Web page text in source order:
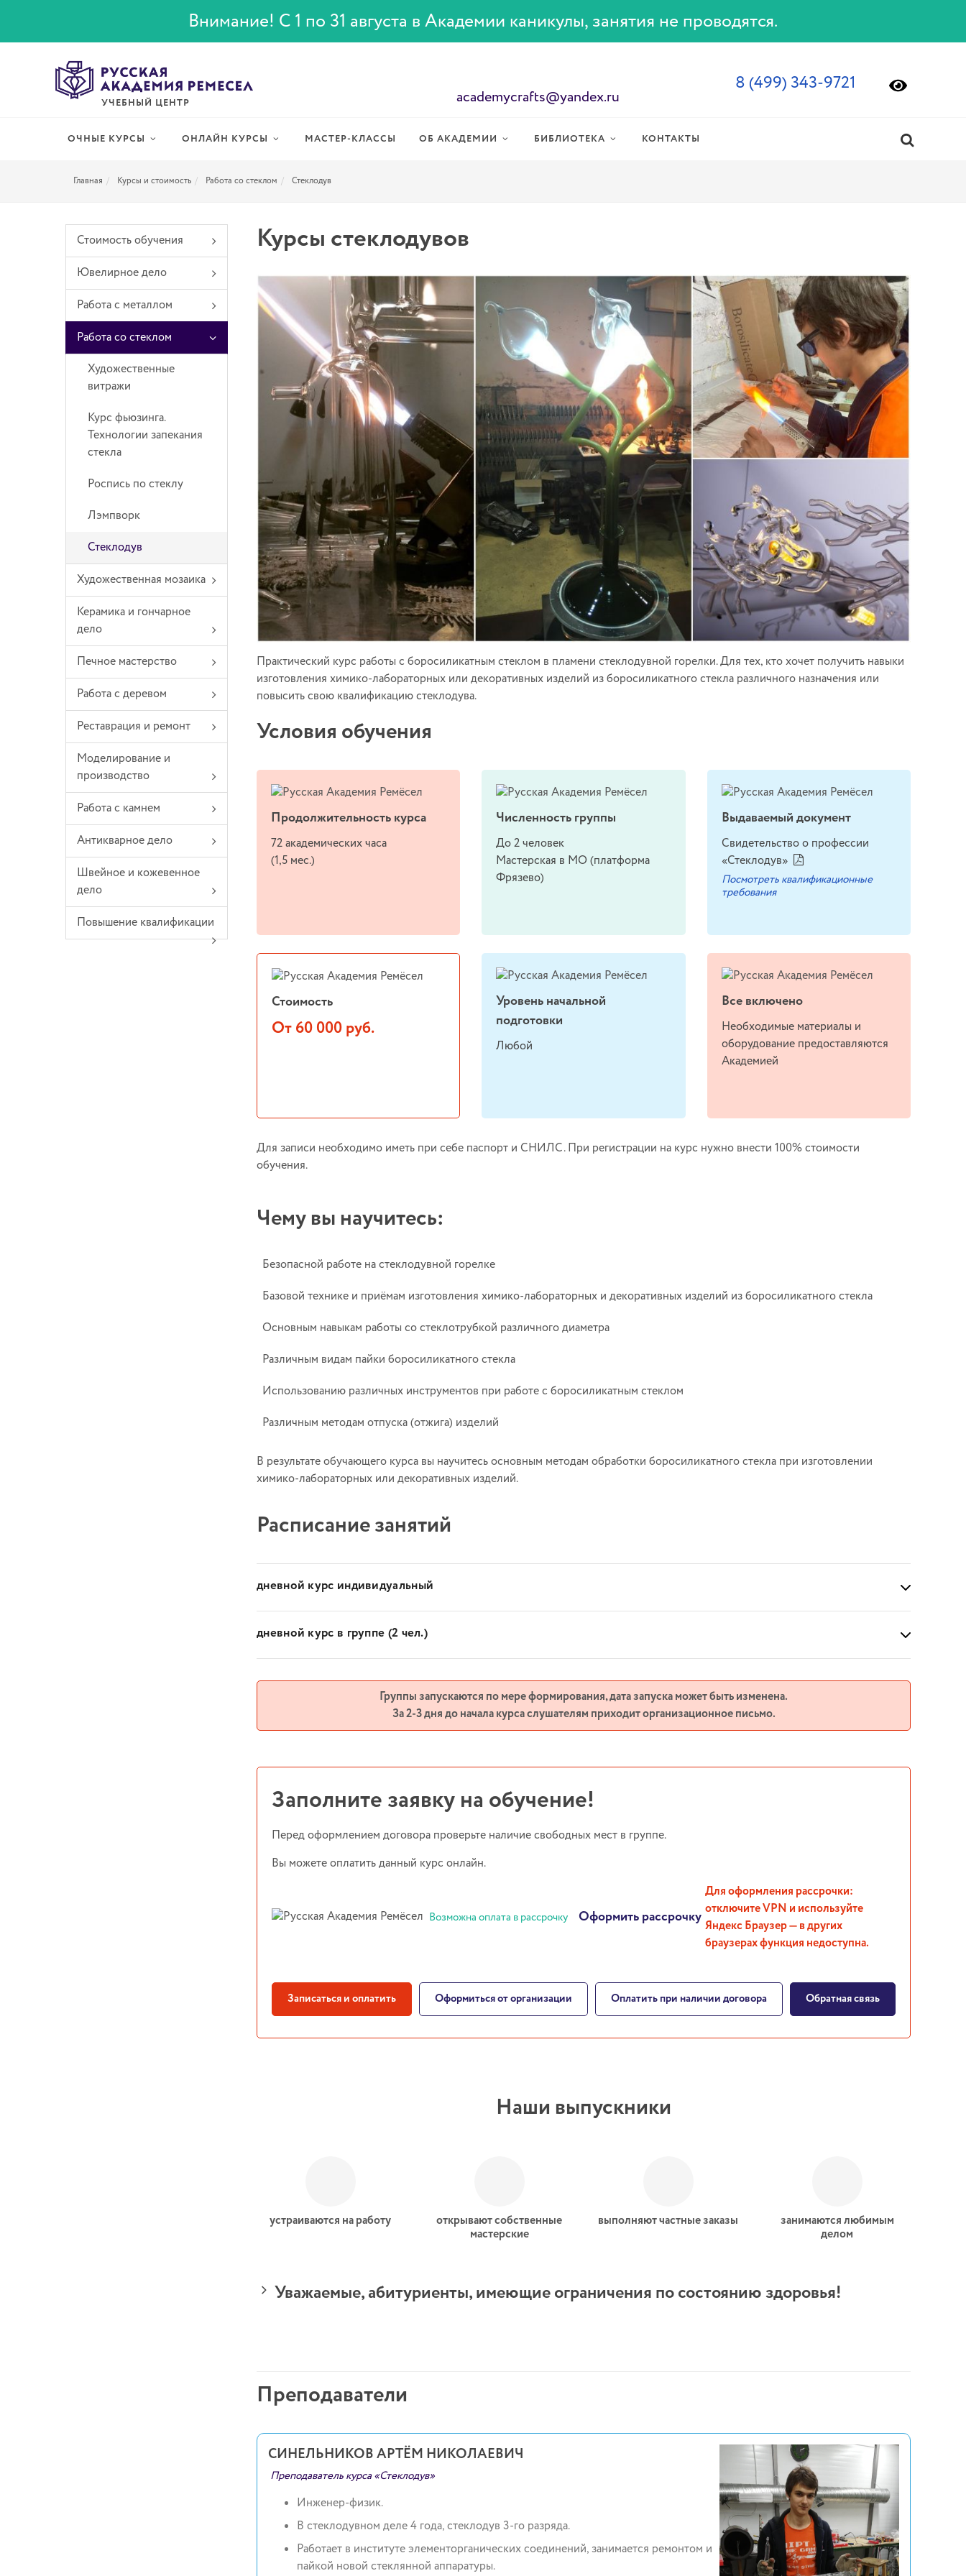
Внимание! С 1 по 31 августа в Академии каникулы, занятия не проводятся.
УЧЕБНЫЙ ЦЕНТР academycrafts@yandex.ru
8 (499) 343-9721
ОЧНЫЕ КУРСЫ ОНЛАЙН КУРСЫ МАСТЕР-КЛАССЫ ОБ АКАДЕМИИ БИБЛИОТЕКА КОНТАКТЫ
Главная Курсы и стоимость Работа со стеклом Стеклодув
Стоимость обучения
Ювелирное дело
Работа с металлом
Работа со стеклом
Художественные
витражи
Курс фьюзинга.
Технологии запекания
стекла
Роспись по стеклу
Лэмпворк
Стеклодув
Художественная мозаика
Керамика и гончарное
дело
Печное мастерство
Работа с деревом
Реставрация и ремонт
Моделирование и
производство
Работа с камнем
Антикварное дело
Швейное и кожевенное
дело
Повышение квалификации
Курсы стеклодувов
Практический курс работы с боросиликатным стеклом в пламени стеклодувной горелки. Для тех, кто хочет получить навыки
изготовления химико-лабораторных или декоративных изделий из боросиликатного стекла различного назначения или
повысить свою квалификацию стеклодува.
Условия обучения
Продолжительность курса
72 академических часа
(1,5 мес.)
Численность группы
До 2 человек
Мастерская в МО (платформа
Фрязево)
Выдаваемый документ
Свидетельство о профессии
«Стеклодув»
Посмотреть квалификационные
требования
Стоимость
От 60 000 руб.
Уровень начальной
подготовки
Любой
Все включено
Необходимые материалы и
оборудование предоставляются
Академией
Для записи необходимо иметь при себе паспорт и СНИЛС. При регистрации на курс нужно внести 100% стоимости
обучения.
Чему вы научитесь:
Безопасной работе на стеклодувной горелке
Базовой технике и приёмам изготовления химико-лабораторных и декоративных изделий из боросиликатного стекла
Основным навыкам работы со стеклотрубкой различного диаметра
Различным видам пайки боросиликатного стекла
Использованию различных инструментов при работе с боросиликатным стеклом
Различным методам отпуска (отжига) изделий
В результате обучающего курса вы научитесь основным методам обработки боросиликатного стекла при изготовлении
химико-лабораторных или декоративных изделий.
Расписание занятий
дневной курс индивидуальный
дневной курс в группе (2 чел.)
Группы запускаются по мере формирования, дата запуска может быть изменена.
За 2-3 дня до начала курса слушателям приходит организационное письмо.
Заполните заявку на обучение!
Перед оформлением договора проверьте наличие свободных мест в группе.
Вы можете оплатить данный курс онлайн.
Возможна оплата в рассрочку Оформить рассрочку
Для оформления рассрочки:
отключите VPN и используйте
Яндекс Браузер — в других
браузерах функция недоступна.
Записаться и оплатить Оформиться от организации Оплатить при наличии договора Обратная связь
Наши выпускники
устраиваются на работу
открывают собственные
мастерские
выполняют частные заказы
занимаются любимым
делом
Уважаемые, абитуриенты, имеющие ограничения по состоянию здоровья!
Преподаватели
СИНЕЛЬНИКОВ АРТЁМ НИКОЛАЕВИЧ
Преподаватель курса «Стеклодув»
Инженер-физик.
В стеклодувном деле 4 года, стеклодув 3-го разряда.
Работает в институте элементорганических соединений, занимается ремонтом и
пайкой новой стеклянной аппаратуры.